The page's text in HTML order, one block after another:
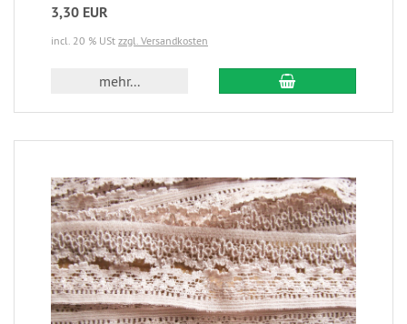
3,30 EUR
incl. 20 % USt zzgl. Versandkosten
mehr...